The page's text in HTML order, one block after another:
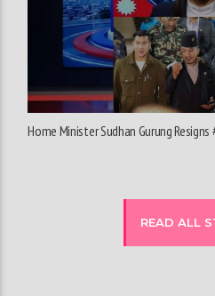
Home Minister Sudhan Gurung
READ ALL